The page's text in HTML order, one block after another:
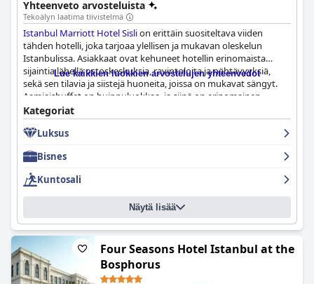
Yhteenveto arvosteluista
Tekoälyn laatima tiivistelmä
Istanbul Marriott Hotel Sislion erittäin suositeltava viiden
tähden hotelli, joka tarjoaa ylellisen ja mukavan oleskelun
Istanbulissa. Asiakkaat ovat kehuneet hotellin erinomaista
sijaintia lähellä ostoskeskuksia, ravintoloita ja nähtävyyksiä,
sekä sen tilavia ja siistejä huoneita, joissa on mukavat sängyt.
Aamiaisbuffet on huippuluokkaa, ja siinä on erinomainen
valikoima ruokia, ja henkilökunta on ystävällistä ja
ammattitaitoista. Vaikka jotkut asiakkaat ovat huomanneet
ongelmia siisteydessä ja vanhentuneissa huonekaluissa, suurin
lämpimästi. Hotellin läheisyys Dr. Serkan Ayginin hiusklinikkaan
lisää asiakkaiden mukavuutta. Kaiken kaikkiaan
Marriott Hotel Sisli
mukavaa ja kätevää oleskelua Istanbulissa erinomaisella hinta-
Lue kaikkien luokkien arvostelujen yhteenvedot
Kategoriat
Luksus
Bisnes
Kuntosali
Näytä lisää
Four Seasons Hotel Istanbul at the
Bosphorus